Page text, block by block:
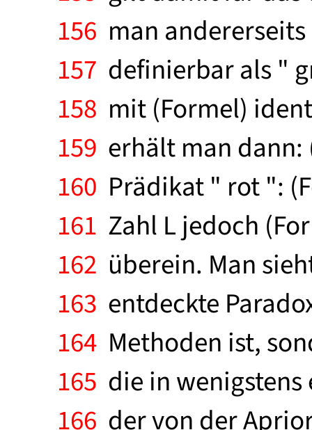
156 man
157 definierbar als "
158 mit (Formel)
159 erhält man
160 Prädikat " rot ":
161 Zahl L jedoch
162 überein. Man
163 entdeckte
164 Methoden ist,
165 die in
166 der von der